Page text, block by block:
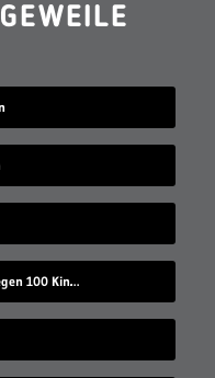
White Guy)
2022“